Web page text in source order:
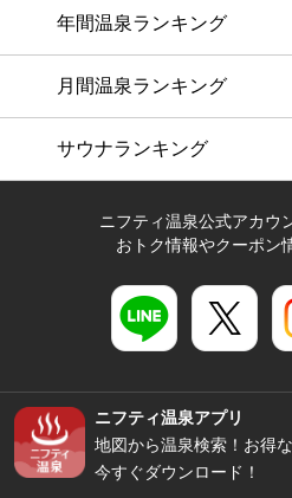
年間温泉ランキング
月間温泉ランキング
サウナランキング
ニフティ温泉公式アカウ
おトク情報やクーポン
ニフティ温泉アプリ
地図から温泉検索！お得
今すぐダウンロード！